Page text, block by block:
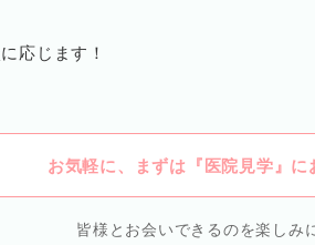
応じます！
お気軽に、まずは『医院見学』に
皆様とお会いできるのを楽しみ